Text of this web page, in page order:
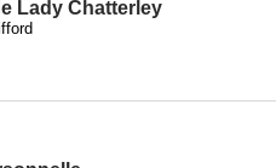
Lady Chatterley